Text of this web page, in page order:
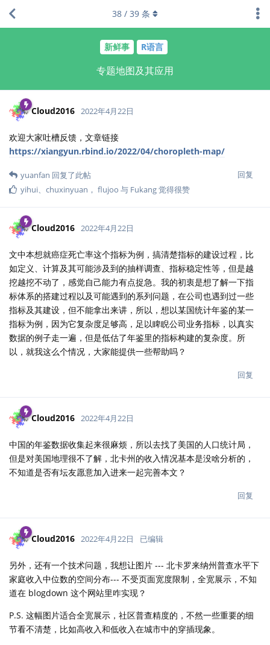
新鲜事 R语言
专题地图及其应用
38 / 39 条
Cloud2016 2022年4月22日
欢迎大家吐槽反馈，文章链接
https://xiangyun.rbind.io/2022/04/choropleth-map/
回复
yuanfan 回复了此帖
yihui、 chuxinyuan ， flujoo 与 Fukang觉得很赞
Cloud2016 2022年4月22日
文中本想就癌症死亡率这个指标为例，搞清楚指标的建设过程，比
如定义、计算及其可能涉及到的抽样调查、指标稳定性等，但是越
挖越挖不动了，感觉自己能力有点捉急。我的初衷是想了解一下指
标体系的搭建过程以及可能遇到的系列问题，在公司也遇到过一些
指标及其建设，但不能拿出来讲，所以，想以某国统计年鉴的某一
指标为例，因为它复杂度足够高，足以睥睨公司业务指标，以真实
数据的例子走一遍，但是低估了年鉴里的指标构建的复杂度。所
以，就我这么个情况，大家能提供一些帮助吗？
回复
Cloud2016 2022年4月22日
中国的年鉴数据收集起来很麻烦，所以去找了美国的人口统计局，
但是对美国地理很不了解，北卡州的收入情况基本是没啥分析的，
不知道是否有坛友愿意加入进来一起完善本文？
回复
Cloud2016 2022年4月22日 已编辑
另外，还有一个技术问题，我想让图片 --- 北卡罗来纳州普查水平下
家庭收入中位数的空间分布--- 不受页面宽度限制，全宽展示，不知
道在 blogdown 这个网站里咋实现？
P.S. 这幅图片适合全宽展示，社区普查精度的，不然一些重要的细
节看不清楚，比如高收入和低收入在城市中的穿插现象。